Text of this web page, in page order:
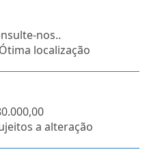
nos..
localização
a alteração